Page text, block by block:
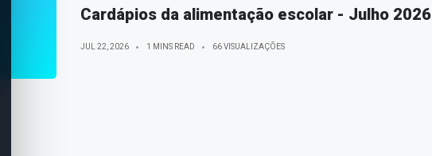
Cardápios da alimentação escolar - Julho 2026
JUL 22, 2026 1 MINS READ 66 VISUALIZAÇÕES